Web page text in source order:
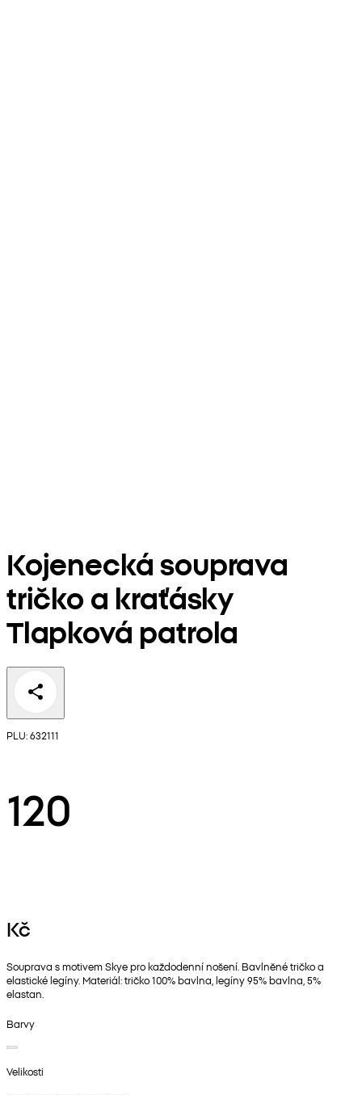
Kojenecká souprava
tričko a kraťásky
Tlapková patrola
PLU: 632111
120
Kč
Souprava s motivem Skye pro každodenní nošení. Bavlněné tričko a
elastické legíny. Materiál: tričko 100% bavlna, legíny 95% bavlna, 5%
elastan.
Barvy
Velikosti